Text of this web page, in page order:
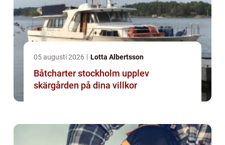
05 augusti 2026 Lotta Albertsson
Båtcharter stockholm upplev
skärgården på dina villkor